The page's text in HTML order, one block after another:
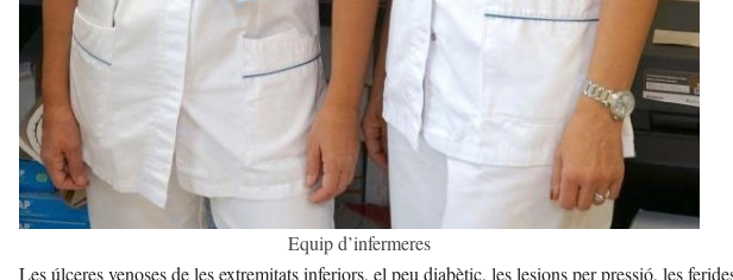
Equip d’infermeres
Les úlceres venoses de les extremitats inferiors, el peu diabètic, les lesions per pressió, les